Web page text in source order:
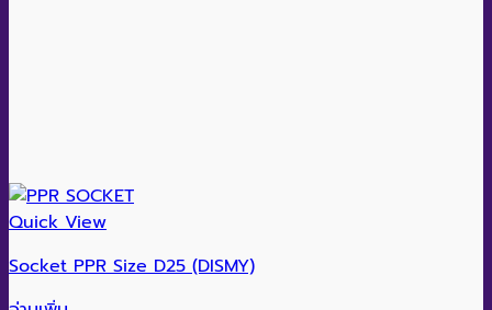
Quick View
Socket PPR Size D25 (DISMY)